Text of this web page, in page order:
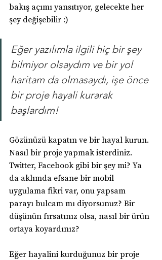
bakış açımı yansıtıyor, gelecekte her
şey değişebilir :)
Eğer yazılımla ilgili hiç bir şey
bilmiyor olsaydım ve bir yol
haritam da olmasaydı, işe önce
bir proje hayali kurarak
başlardım!
Gözünüzü kapatın ve bir hayal kurun.
Nasıl bir proje yapmak isterdiniz.
Twitter, Facebook gibi bir şey mi? Ya
da aklımda efsane bir mobil
uygulama fikri var, onu yapsam
parayı bulcam mı diyorsunuz? Bir
düşünün fırsatınız olsa, nasıl bir ürün
ortaya koyardınız?
Eğer hayalini kurduğunuz bir proje